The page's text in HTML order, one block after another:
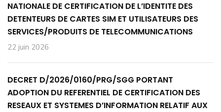
NATIONALE DE CERTIFICATION DE L’IDENTITE DES
DETENTEURS DE CARTES SIM ET UTILISATEURS DES
SERVICES/PRODUITS DE TELECOMMUNICATIONS
22 juin 2026
DECRET D/2026/0160/PRG/SGG PORTANT
ADOPTION DU REFERENTIEL DE CERTIFICATION DES
RESEAUX ET SYSTEMES D’INFORMATION RELATIF AUX